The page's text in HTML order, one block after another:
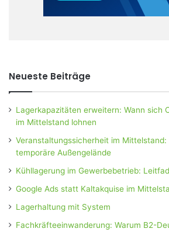
Neueste Beiträge
Lagerkapazitäten erweitern: Wann sich
im Mittelstand lohnen
Veranstaltungssicherheit im
temporäre Außengelände
Kühllagerung im Gewerbebetrieb:
Google Ads statt Kaltakquise im
Lagerhaltung mit System
Fachkräfteeinwanderung: Warum B2-